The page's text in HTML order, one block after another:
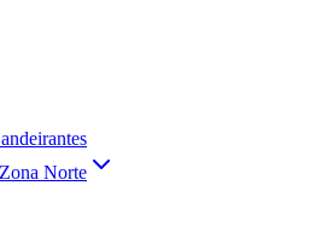
Norte